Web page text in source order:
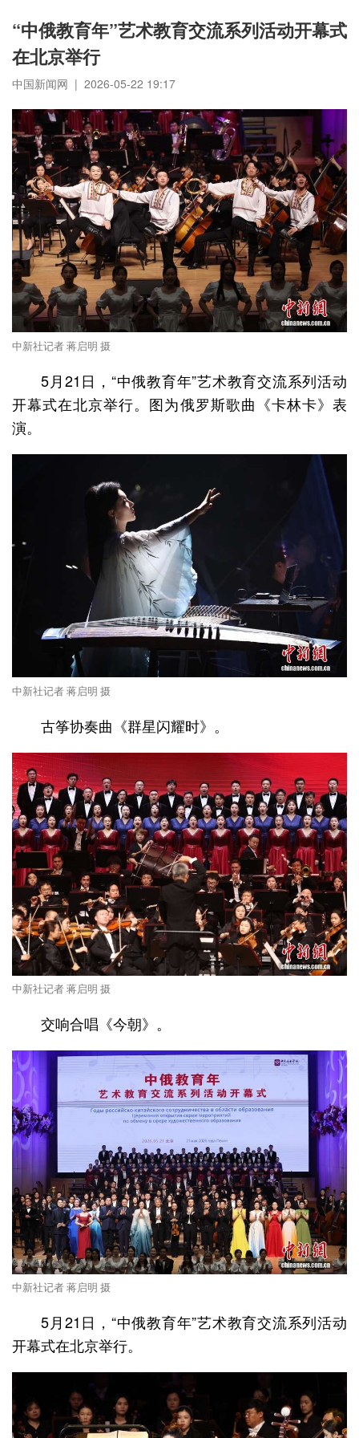
“中俄教育年”艺术教育交流系列活动开幕式
在北京举行
中国新闻网 | 2026-05-22 19:17
中新社记者 蒋启明 摄
5月21日，“中俄教育年”艺术教育交流系列活动
开幕式在北京举行。图为俄罗斯歌曲《卡林卡》表
演。
中新社记者 蒋启明 摄
古筝协奏曲《群星闪耀时》。
中新社记者 蒋启明 摄
交响合唱《今朝》。
中新社记者 蒋启明 摄
5月21日，“中俄教育年”艺术教育交流系列活动
开幕式在北京举行。